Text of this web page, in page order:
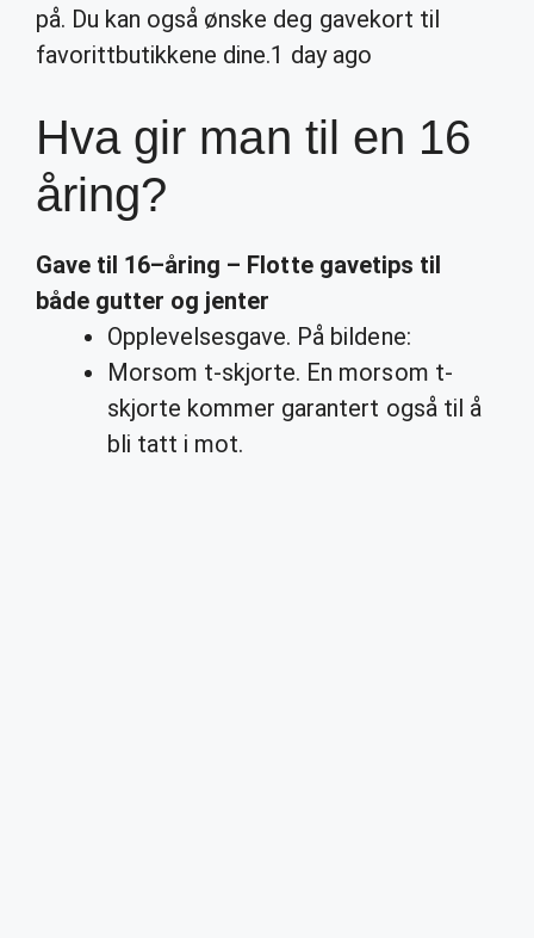
på. Du kan også ønske deg gavekort til
favorittbutikkene dine.1 day ago
Hva gir man til en 16
åring?
Gave til 16–åring – Flotte gavetips til
både gutter og jenter
Opplevelsesgave. På bildene:
Morsom t-skjorte. En morsom t-
skjorte kommer garantert også til å
bli tatt i mot.